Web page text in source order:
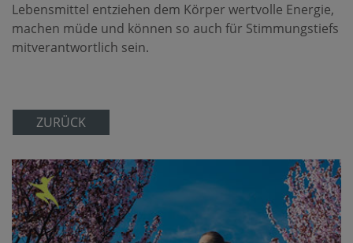
Lebensmittel entziehen dem Körper wertvolle Energie,
machen müde und können so auch für Stimmungstiefs
mitverantwortlich sein.
ZURÜCK